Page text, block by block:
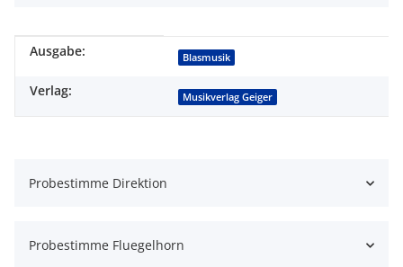
Produkteigenschaft
Wert
Ausgabe: Blasmusik
Verlag: Musikverlag Geiger
Probestimme Direktion
Probestimme Fluegelhorn